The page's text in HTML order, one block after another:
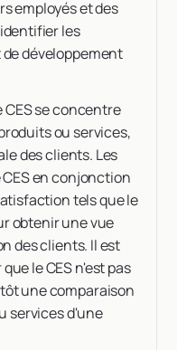
employés et des
les
développement
se concentre
ou services,
des clients. Les
en conjonction
tels que le
obtenir une vue
des clients. Il est
le CES n'est pas
une comparaison
services d'une